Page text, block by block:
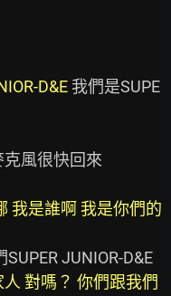
D&E 我們是SUPE
風很快回來
我是誰啊 我是你們的
人 對嗎？ 你們跟我們